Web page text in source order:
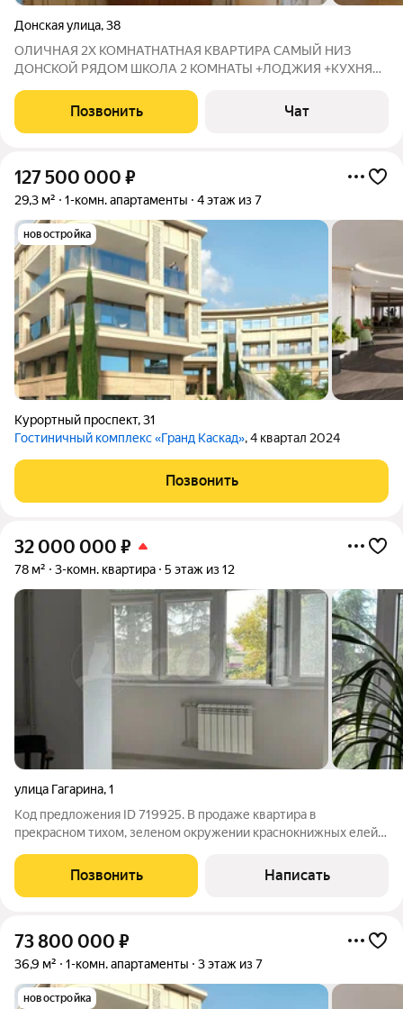
Донская улица,38
ОЛИЧНАЯ 2Х КОМНАТНАТНАЯ КВАРТИРА САМЫЙ НИЗ
ДОНСКОЙ РЯДОМ ШКОЛА 2 КОМНАТЫ +ЛОДЖИЯ +КУХНЯ
ЛЮБАЯ ФОРМА РАСЧЕТА ИПОТЕКИ ВСЕХ БАНКОВ ЗАХОДИ
И ЖИВИ
Позвонить Чат
127 500 000 ₽
29,3 м² 1-комн. апартаменты 4 этаж из 7
новостройка
Курортный проспект,31
Гостиничный комплекс «Гранд Каскад», 4 квартал 2024
Позвонить
32 000 000 ₽
78 м² 3-комн. квартира 5 этаж из 12
улица Гагарина,1
Код предложения ID 719925. В продаже квартира в
прекрасном тихом, зеленом окружении краснокнижных елей
новые окна, cантeхникa, элeктpикa, выравнены стены и залит
пол. Квартира просторная,
Позвонить Написать
73 800 000 ₽
36,9 м² 1-комн. апартаменты 3 этаж из 7
новостройка